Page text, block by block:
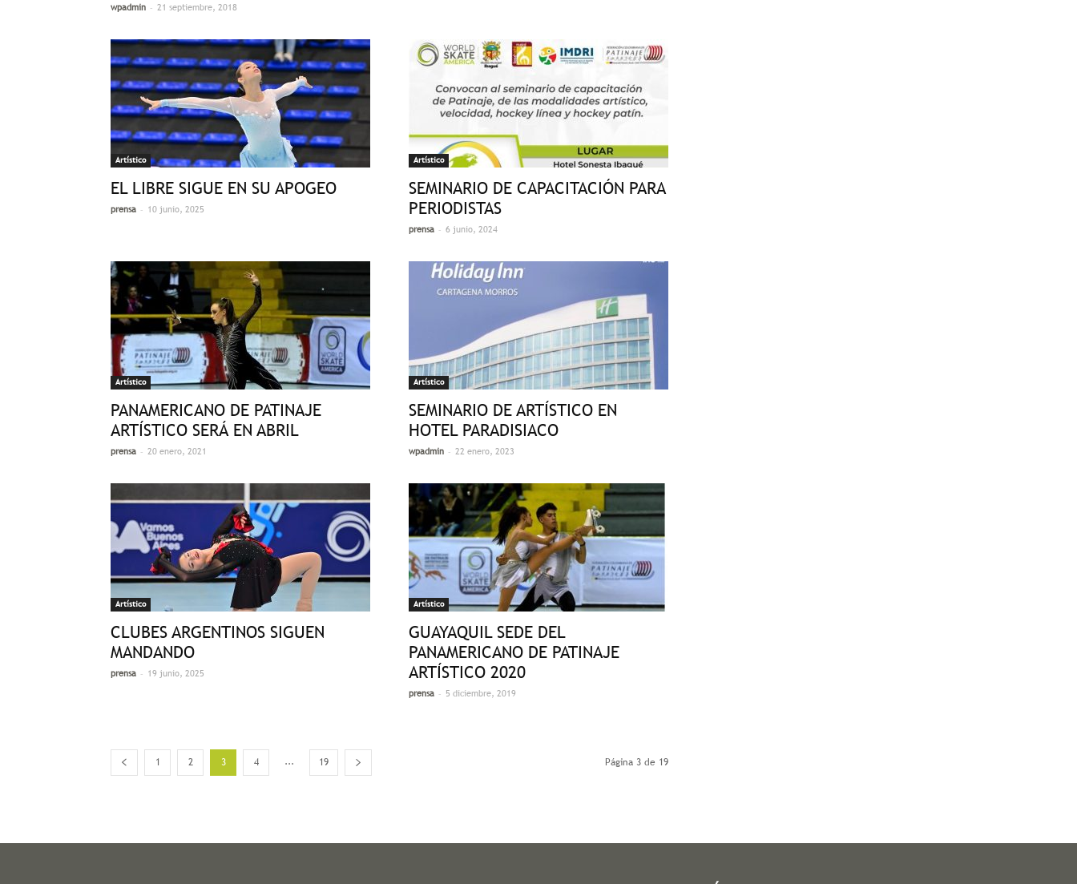
wpadmin - 21 septiembre, 2018
Artístico
EL LIBRE SIGUE EN SU APOGEO
prensa - 10 junio, 2025
Artístico
SEMINARIO DE CAPACITACIÓN PARA
PERIODISTAS
prensa - 6 junio, 2024
Artístico
PANAMERICANO DE PATINAJE
ARTÍSTICO SERÁ EN ABRIL
prensa - 20 enero, 2021
Artístico
SEMINARIO DE ARTÍSTICO EN
HOTEL PARADISIACO
wpadmin - 22 enero, 2023
Artístico
CLUBES ARGENTINOS SIGUEN
MANDANDO
prensa - 19 junio, 2025
Artístico
GUAYAQUIL SEDE DEL
PANAMERICANO DE PATINAJE
ARTÍSTICO 2020
prensa - 5 diciembre, 2019
1 2 3 4 ... 19 Página 3 de 19